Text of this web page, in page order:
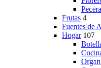
Frutas 4
Fuentes de
Hogar 107